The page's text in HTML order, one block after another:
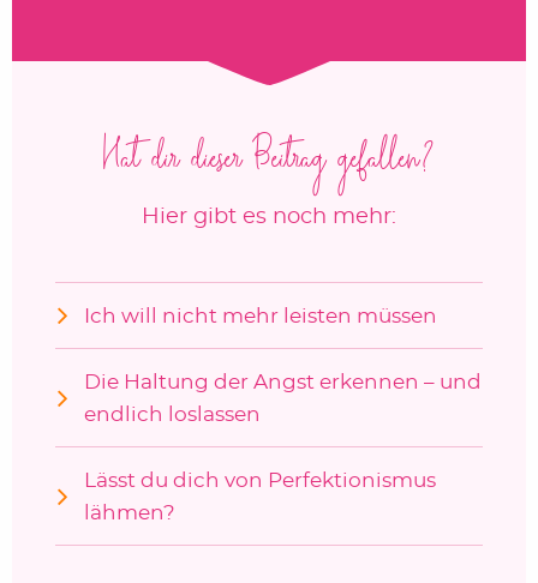
Hat dir dieser Beitrag gefallen?
Hier gibt es noch mehr:
Ich will nicht mehr leisten müssen
Die Haltung der Angst erkennen – und
endlich loslassen
Lässt du dich von Perfektionismus
lähmen?